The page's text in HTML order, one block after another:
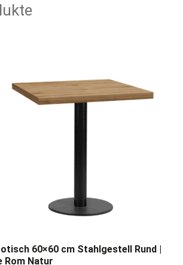
60×60 cm Stahlgestell Rund |
Rom Natur